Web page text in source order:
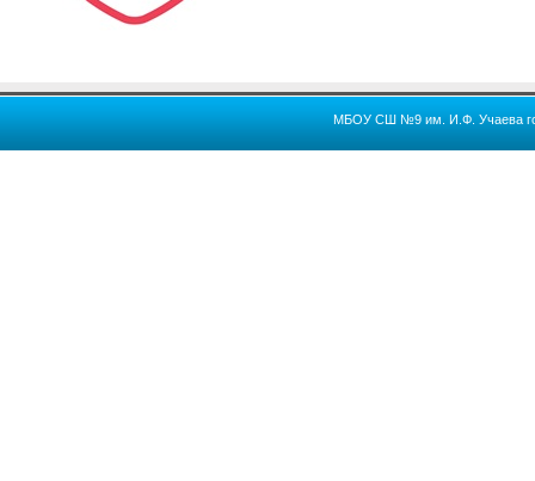
МБОУ СШ №9 им. И.Ф. Учаева